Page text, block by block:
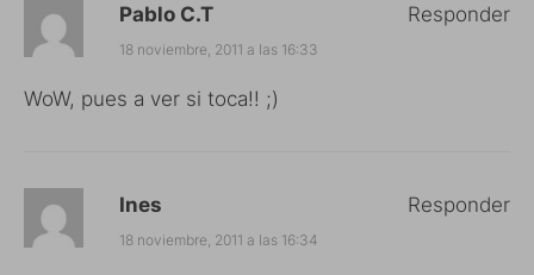
Pablo C.T
18 noviembre, 2011 a las 16:33
WoW, pues a ver si toca!! ;)
Responder
Ines
18 noviembre, 2011 a las 16:34
Responder